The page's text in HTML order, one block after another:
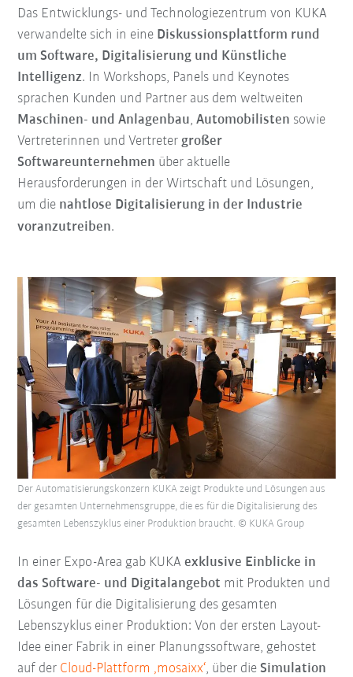
Das Entwicklungs- und Technologiezentrum von KUKA
verwandelte sich in eine Diskussionsplattform rund
um Software, Digitalisierung und Künstliche
Intelligenz. In Workshops, Panels und Keynotes
sprachen Kunden und Partner aus dem weltweiten
Maschinen- und Anlagenbau,Automobilisten sowie
Vertreterinnen und Vertretergroßer
Softwareunternehmen über aktuelle
Herausforderungen in der Wirtschaft und Lösungen,
um die nahtlose Digitalisierung in der Industrie
voranzutreiben.
In einer Expo-Area gab KUKAexklusive Einblicke in
das Software- und Digitalangebot mit Produkten und
Lösungen für die Digitalisierung des gesamten
Lebenszyklus einer Produktion: Von der ersten Layout-
Idee einer Fabrik in einer Planungssoftware, gehostet
auf der Cloud-Plattform ‚mosaixx‘, über dieSimulation
Der Automatisierungskonzern KUKA zeigt Produkte und Lösungen aus
der gesamten Unternehmensgruppe, die es für die Digitalisierung des
gesamten Lebenszyklus einer Produktion braucht. © KUKA Group